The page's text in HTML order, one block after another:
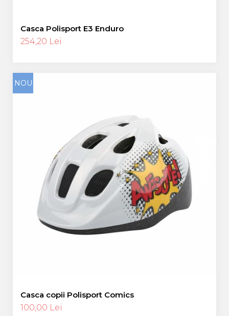
Casca Polisport E3 Enduro
254,20 Lei
NOU
Casca copii Polisport Comics
100,00 Lei